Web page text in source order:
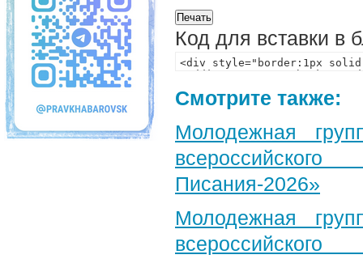
Код для вставки в
Смотрите также:
Молодежная
Писания-2026»
Молодежная